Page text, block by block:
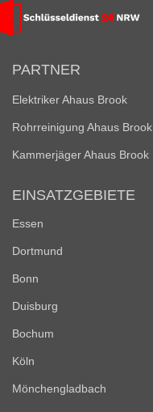
PARTNER
Elektriker Ahaus Brook
Rohrreinigung Ahaus Brook
Kammerjäger Ahaus Brook
EINSATZGEBIETE
Essen
Dortmund
Bonn
Duisburg
Bochum
Köln
Mönchengladbach